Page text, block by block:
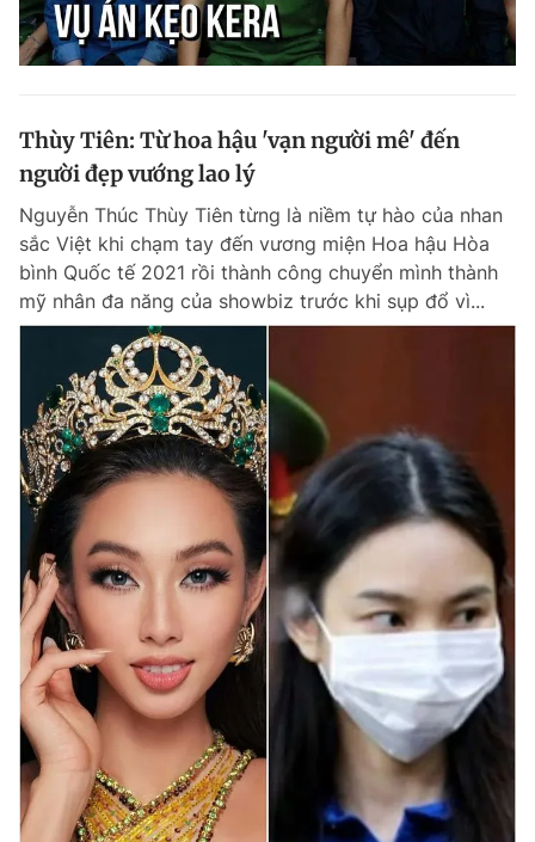
Thùy Tiên: Từ hoa hậu 'vạn người mê' đến
người đẹp vướng lao lý
Nguyễn Thúc Thùy Tiên từng là niềm tự hào của nhan
sắc Việt khi chạm tay đến vương miện Hoa hậu Hòa
bình Quốc tế 2021 rồi thành công chuyển mình thành
mỹ nhân đa năng của showbiz trước khi sụp đổ vì...